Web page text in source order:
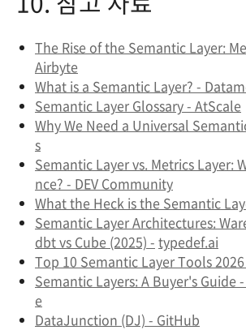
The Rise of the Semantic Layer:
Airbyte
What is a Semantic Layer? -
Semantic Layer Glossary - AtScale
Why We Need a Universal
s
Semantic Layer vs. Metrics Layer:
nce? - DEV Community
What the Heck is the Semantic
Semantic Layer Architectures:
dbt vs Cube (2025) - typedef.ai
Top 10 Semantic Layer Tools
Semantic Layers: A Buyer's Guide
e
DataJunction (DJ) - GitHub